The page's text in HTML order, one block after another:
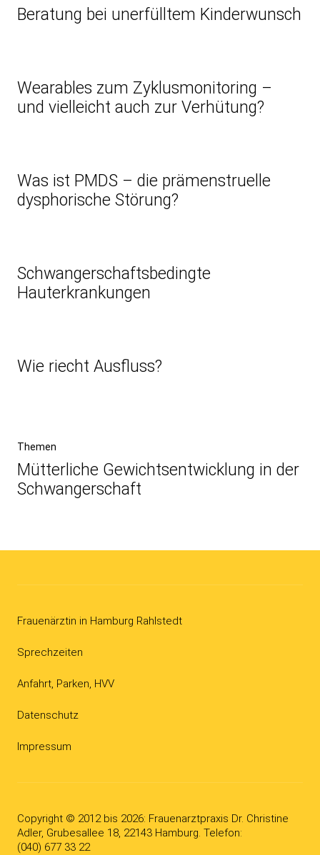
Beratung bei unerfülltem Kinderwunsch
Wearables zum Zyklusmonitoring –
und vielleicht auch zur Verhütung?
Was ist PMDS – die prämenstruelle
dysphorische Störung?
Schwangerschaftsbedingte
Hauterkrankungen
Wie riecht Ausfluss?
Vorheriger
Beitrag
Themen
Mütterliche Gewichtsentwicklung in der
Schwangerschaft
Frauenärztin in Hamburg Rahlstedt
Sprechzeiten
Anfahrt, Parken, HVV
Datenschutz
Impressum
Copyright © 2012 bis 2026: Frauenarzt­­praxis Dr. Christine
Adler, Grubesallee 18, 22143 Hamburg. Telefon:
(040) 677 33 22